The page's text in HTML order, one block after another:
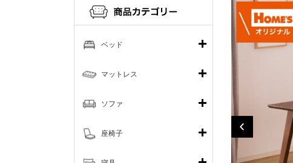
ベッド
マットレス
ソファ
座椅子